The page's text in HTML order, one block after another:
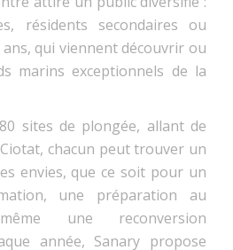
résidents secondaires ou
ans, qui viennent découvrir ou
marins exceptionnels de la
sites de plongée, allant de
chacun peut trouver un
envies, que ce soit pour un
une préparation au
une reconversion
année, Sanary propose